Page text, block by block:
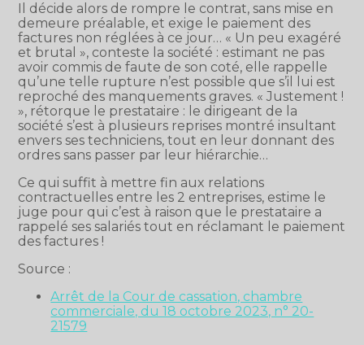
Il décide alors de rompre le contrat, sans mise en
demeure préalable, et exige le paiement des
factures non réglées à ce jour… « Un peu exagéré
et brutal », conteste la société : estimant ne pas
avoir commis de faute de son coté, elle rappelle
qu’une telle rupture n’est possible que s’il lui est
reproché des manquements graves. « Justement !
», rétorque le prestataire : le dirigeant de la
société s’est à plusieurs reprises montré insultant
envers ses techniciens, tout en leur donnant des
ordres sans passer par leur hiérarchie…
Ce qui suffit à mettre fin aux relations
contractuelles entre les 2 entreprises, estime le
juge pour qui c’est à raison que le prestataire a
rappelé ses salariés tout en réclamant le paiement
des factures !
Source :
Arrêt de la Cour de cassation, chambre
commerciale, du 18 octobre 2023, n° 20-
21579